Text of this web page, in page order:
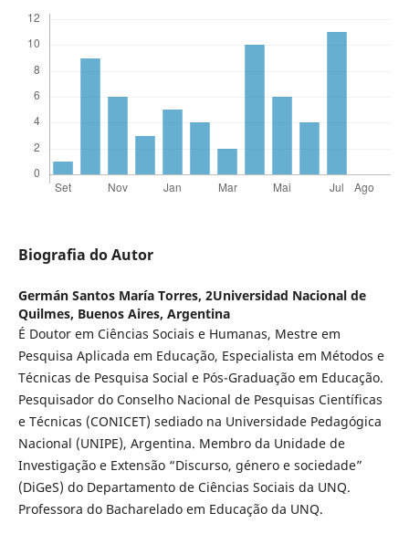
Biografia do Autor
Germán Santos María Torres, 2Universidad Nacional de
Quilmes, Buenos Aires, Argentina
É Doutor em Ciências Sociais e Humanas, Mestre em
Pesquisa Aplicada em Educação, Especialista em Métodos e
Técnicas de Pesquisa Social e Pós-Graduação em Educação.
Pesquisador do Conselho Nacional de Pesquisas Científicas
e Técnicas (CONICET) sediado na Universidade Pedagógica
Nacional (UNIPE), Argentina. Membro da Unidade de
Investigação e Extensão “Discurso, género e sociedade”
(DiGeS) do Departamento de Ciências Sociais da UNQ.
Professora do Bacharelado em Educação da UNQ.